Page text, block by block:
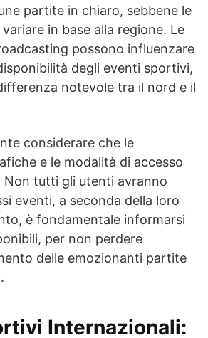
partite in chiaro, sebbene le
in base alla regione. Le
possono influenzare
degli eventi sportivi,
notevole tra il nord e il
considerare che le
e le modalità di accesso
Non tutti gli utenti avranno
eventi, a seconda della loro
è fondamentale informarsi
per non perdere
delle emozionanti partite
.
Internazionali: